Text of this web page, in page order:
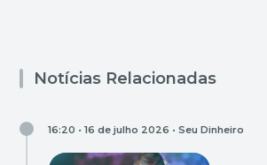
Notícias Relacionadas
16:20 • 16 de julho 2026 • Seu Dinheiro